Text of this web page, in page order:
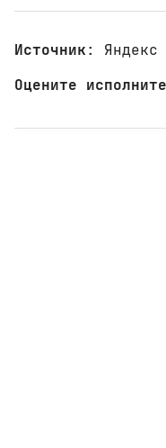
Источник: Яндекс
Оцените